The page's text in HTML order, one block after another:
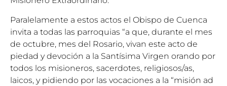
Paralelamente a estos actos el Obispo de Cuenca
invita a todas las parroquias “a que, durante el mes
de octubre, mes del Rosario, vivan este acto de
piedad y devoción a la Santísima Virgen orando por
todos los misioneros, sacerdotes, religiosos/as,
laicos, y pidiendo por las vocaciones a la “misión ad